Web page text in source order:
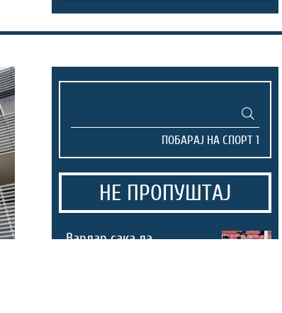
НЕ ПРОПУШТАЈ
Вардар сака да